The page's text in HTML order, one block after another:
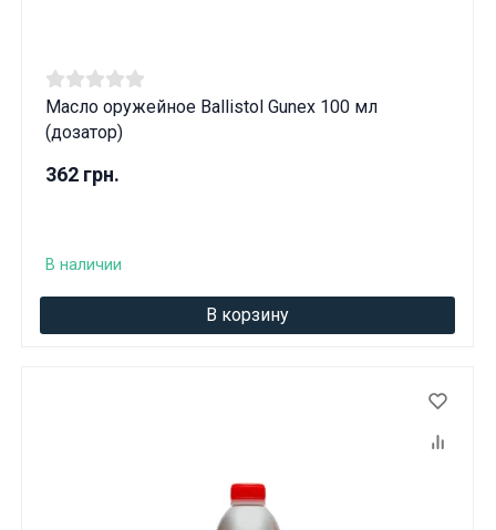
Масло оружейное Ballistol Gunex 100 мл
(дозатор)
362 грн.
В наличии
В корзину